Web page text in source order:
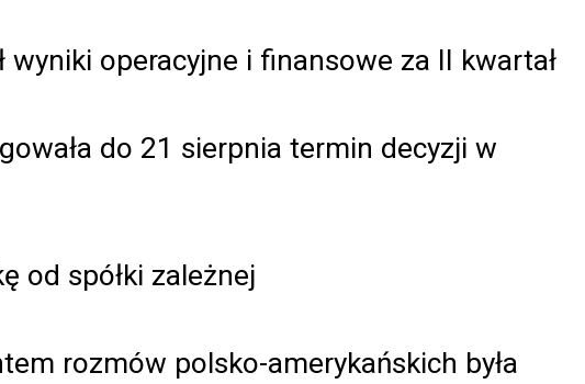
wyniki operacyjne i finansowe za II kwartał
do 21 sierpnia termin decyzji w
od spółki zależnej
rozmów polsko-amerykańskich była